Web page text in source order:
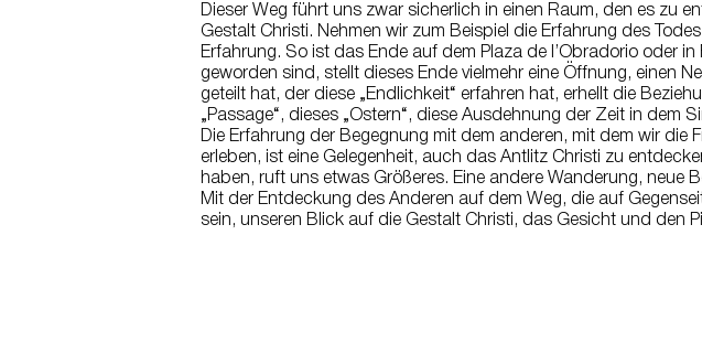
Dieser Weg führt uns zwar sicherlich in einen Raum, den es zu
Gestalt Christi. Nehmen wir zum Beispiel die Erfahrung des
Erfahrung. So ist das Ende auf dem Plaza de l’Obradorio oder
geworden sind, stellt dieses Ende vielmehr eine Öffnung, einen
geteilt hat, der diese „Endlichkeit“ erfahren hat, erhellt die
„Passage“, dieses „Ostern“, diese Ausdehnung der Zeit in dem
Die Erfahrung der Begegnung mit dem anderen, mit dem wir die
erleben, ist eine Gelegenheit, auch das Antlitz Christi zu
haben, ruft uns etwas Größeres. Eine andere Wanderung, neue
Mit der Entdeckung des Anderen auf dem Weg, die auf
sein, unseren Blick auf die Gestalt Christi, das Gesicht und den